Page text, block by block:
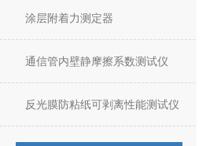
涂层附着力测定器
通信管内壁静摩擦系数测试仪
反光膜防粘纸可剥离性能测试仪